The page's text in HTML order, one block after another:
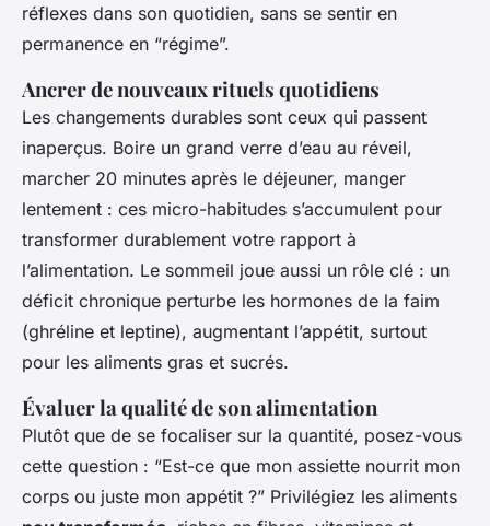
réflexes dans son quotidien, sans se sentir en
permanence en “régime”.
Ancrer de nouveaux rituels quotidiens
Les changements durables sont ceux qui passent
inaperçus. Boire un grand verre d’eau au réveil,
marcher 20 minutes après le déjeuner, manger
lentement : ces micro-habitudes s’accumulent pour
transformer durablement votre rapport à
l’alimentation. Le sommeil joue aussi un rôle clé : un
déficit chronique perturbe les hormones de la faim
(ghréline et leptine), augmentant l’appétit, surtout
pour les aliments gras et sucrés.
Évaluer la qualité de son alimentation
Plutôt que de se focaliser sur la quantité, posez-vous
cette question : “Est-ce que mon assiette nourrit mon
corps ou juste mon appétit ?” Privilégiez les aliments